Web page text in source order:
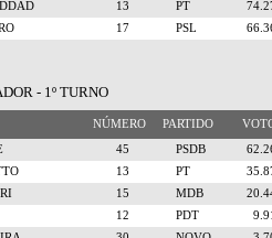
13 PT
17 PSL
- 1º TURNO
NÚMERO PARTIDO
45 PSDB
13 PT
15 MDB
12 PDT